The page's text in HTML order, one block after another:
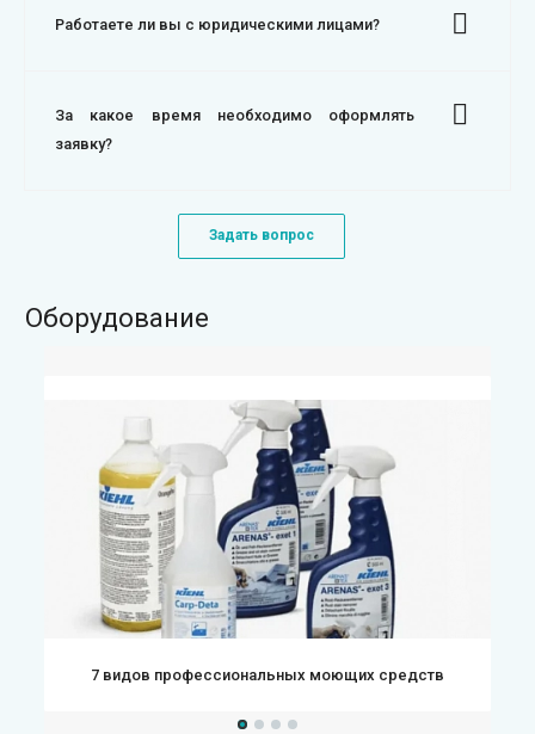
Работаете ли вы с юридическими лицами?
За какое время необходимо оформлять
заявку?
Задать вопрос
Оборудование
7 видов профессиональных моющих средств